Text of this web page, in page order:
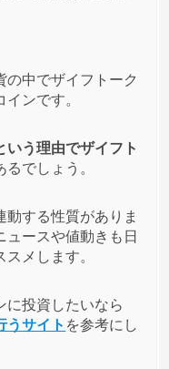
の中でザイフトーク
ンです。
いう理由でザイフト
るでしょう。
する性質がありま
ースや値動きも日
メします。
に投資したいなら
うサイト を参考にし